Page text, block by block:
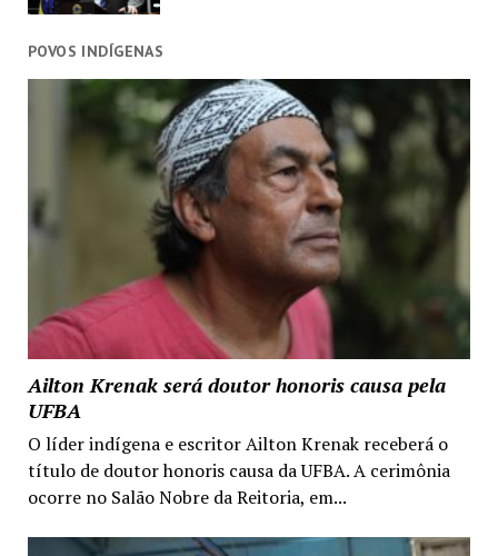
POVOS INDÍGENAS
Ailton Krenak será doutor honoris causa pela
UFBA
O líder indígena e escritor Ailton Krenak receberá o
título de doutor honoris causa da UFBA. A cerimônia
ocorre no Salão Nobre da Reitoria, em...